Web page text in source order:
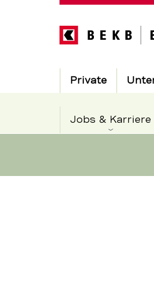
Private
Jobs & Karriere